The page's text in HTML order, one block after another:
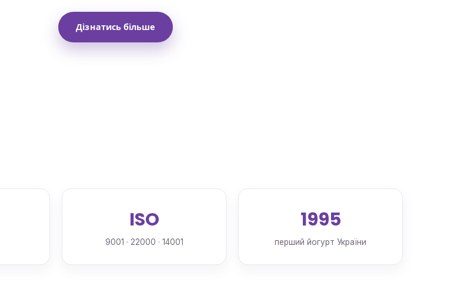
Дізнатись більше
ISO
9001 · 22000 · 14001
1995
перший йогурт України